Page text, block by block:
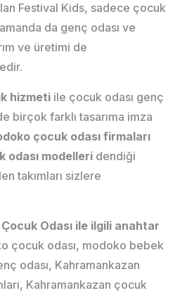
Festival Kids, sadece çocuk
da genç odası ve
ve üretimi de
hizmeti ile çocuk odası genç
birçok farklı tasarıma imza
çocuk odası firmaları
odası modelleri dendiği
takımları sizlere
Odası ile ilgili anahtar
çocuk odası, modoko bebek
odası, Kahramankazan
Kahramankazan çocuk